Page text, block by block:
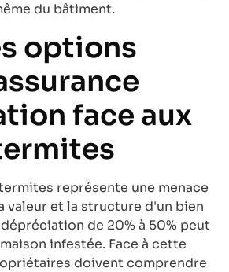
du bâtiment.
options
face aux
représente une menace
valeur et la structure d'un bien
de 20% à 50% peut
infestée. Face à cette
doivent comprendre